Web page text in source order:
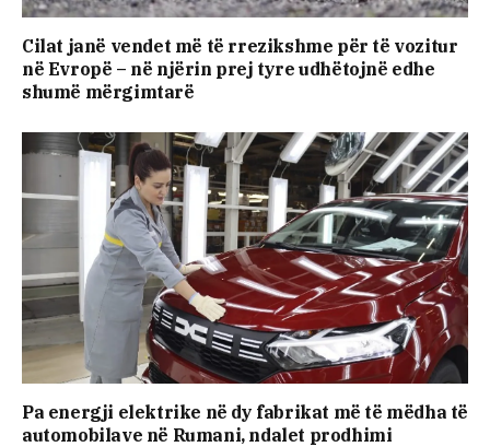
Cilat janë vendet më të rrezikshme për të vozitur
në Evropë – në njërin prej tyre udhëtojnë edhe
shumë mërgimtarë
Pa energji elektrike në dy fabrikat më të mëdha të
automobilave në Rumani, ndalet prodhimi